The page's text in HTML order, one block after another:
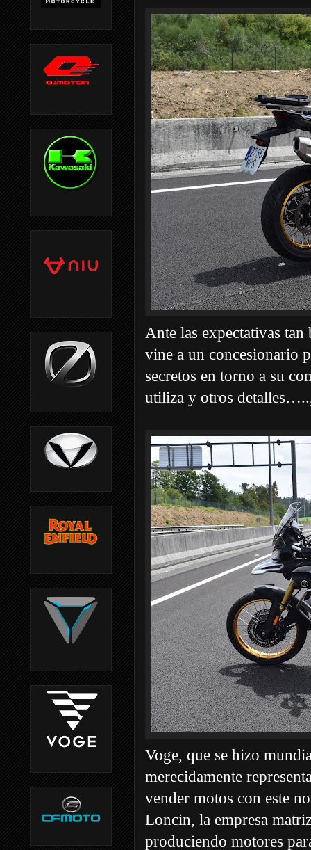
Ante las expectativas
vine a un concesionario
secretos en torno a su
utiliza y otros
Voge, que se hizo
merecidamente
vender motos con este
Loncin, la empresa
produciendo motores